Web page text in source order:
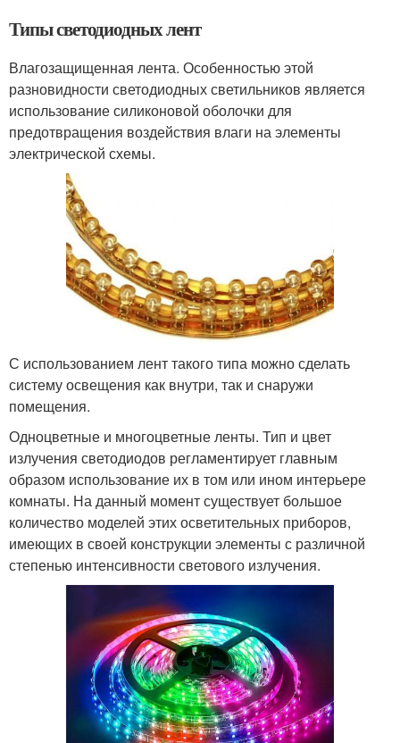
Типы светодиодных лент
Влагозащищенная лента. Особенностью этой
разновидности светодиодных светильников является
использование силиконовой оболочки для
предотвращения воздействия влаги на элементы
электрической схемы.
С использованием лент такого типа можно сделать
систему освещения как внутри, так и снаружи
помещения.
Одноцветные и многоцветные ленты. Тип и цвет
излучения светодиодов регламентирует главным
образом использование их в том или ином интерьере
комнаты. На данный момент существует большое
количество моделей этих осветительных приборов,
имеющих в своей конструкции элементы с различной
степенью интенсивности светового излучения.